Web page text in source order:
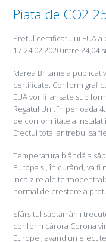
Piata de CO2
Pretul certificatului EUA
17-24.02.2020 intre 24,04
Marea Britanie a publicat
certificate. Conform
EUA vor fi lansate sub
Regatul Unit în perioada
de conformitate a
Efectul total ar trebui sa
Temperatura blândă a
Europa și, în curând, va fi
incalzire ale
normal de crestere a
Sfârșitul săptămânii
conform cărora Corona
Europei, avand un efect